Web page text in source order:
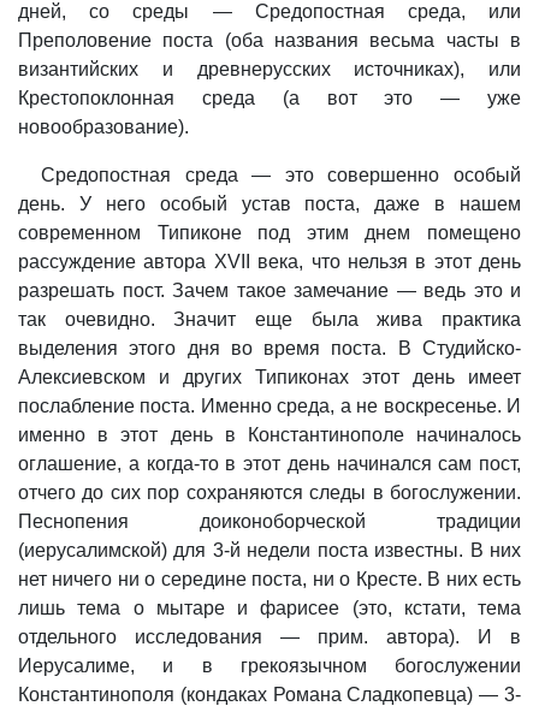
дней, со среды — Средопостная среда, или
Преполовение поста (оба названия весьма часты в
византийских и древнерусских источниках), или
Крестопоклонная среда (а вот это — уже
новообразование).
Средопостная среда — это совершенно особый
день. У него особый устав поста, даже в нашем
современном Типиконе под этим днем помещено
рассуждение автора XVII века, что нельзя в этот день
разрешать пост. Зачем такое замечание — ведь это и
так очевидно. Значит еще была жива практика
выделения этого дня во время поста. В Студийско-
Алексиевском и других Типиконах этот день имеет
послабление поста. Именно среда, а не воскресенье. И
именно в этот день в Константинополе начиналось
оглашение, а когда-то в этот день начинался сам пост,
отчего до сих пор сохраняются следы в богослужении.
Песнопения доиконоборческой традиции
(иерусалимской) для 3-й недели поста известны. В них
нет ничего ни о середине поста, ни о Кресте. В них есть
лишь тема о мытаре и фарисее (это, кстати, тема
отдельного исследования — прим. автора). И в
Иерусалиме, и в грекоязычном богослужении
Константинополя (кондаках Романа Сладкопевца) — 3-